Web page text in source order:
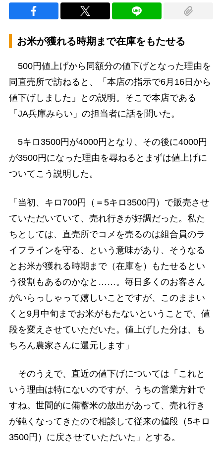
お米が獲れる時期まで在庫をもたせる
500円値上げから同額分の値下げとなった理由を
同直売所で訪ねると、「本店の指示で6月16日から
値下げしました」との説明。そこで本店である
「JA兵庫みらい」の担当者に話を聞いた。
5キロ3500円が4000円となり、その後に4000円
が3500円になった理由を尋ねるとまずは値上げに
ついてこう説明した。
「当初、キロ700円（＝5キロ3500円）で販売させ
ていただいていて、売れ行きが好調だった。私た
ちとしては、直売所でコメを売るのは組合員のラ
イフラインを守る、という意味があり、そうなる
とお米が獲れる時期まで（在庫を）もたせるとい
う役割もあるのかなと……。毎日多くのお客さん
がいらっしゃって嬉しいことですが、このままい
くと9月中旬までお米がもたないということで、値
段を変えさせていただいた。値上げした分は、も
ちろん農家さんに還元します」
そのうえで、直近の値下げについては「これと
いう理由は特にないのですが、うちの営業方針で
すね。世間的に備蓄米の放出があって、売れ行き
が鈍くなってきたので相談して従来の値段（5キロ
3500円）に戻させていただいた」とする。